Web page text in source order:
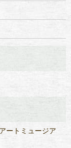
ートミュージア